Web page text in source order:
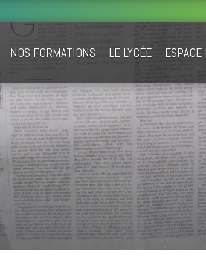
NOS FORMATIONS LE LYCÉE